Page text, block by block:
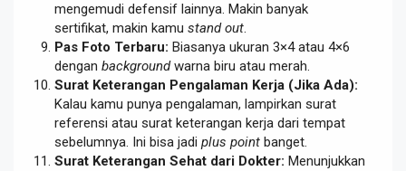
mengemudi defensif lainnya. Makin banyak
sertifikat, makin kamu stand out.
Pas Foto Terbaru: Biasanya ukuran 3×4 atau 4×6
dengan backgroundwarna biru atau merah.
Surat Keterangan Pengalaman Kerja (Jika Ada):
Kalau kamu punya pengalaman, lampirkan surat
referensi atau surat keterangan kerja dari tempat
sebelumnya. Ini bisa jadi plus point banget.
Surat Keterangan Sehat dari Dokter: Menunjukkan